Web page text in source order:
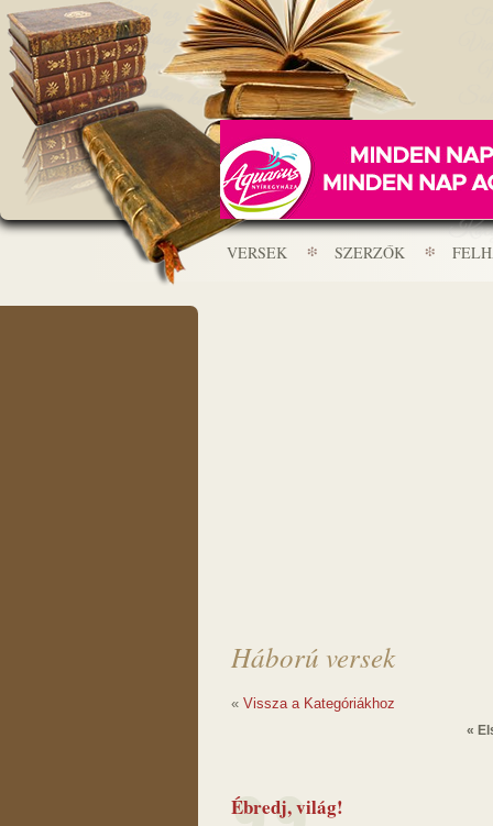
VERSEK SZERZŐK
Háború versek
« Vissza a Kategóriákhoz
«
Ébredj, világ!